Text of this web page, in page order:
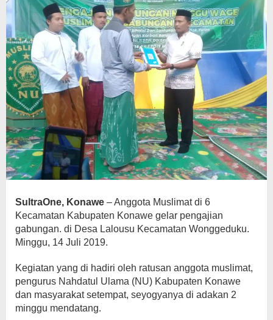
SultraOne, Konawe – Anggota Muslimat di 6
Kecamatan Kabupaten Konawe gelar pengajian
gabungan. di Desa Lalousu Kecamatan Wonggeduku.
Minggu, 14 Juli 2019.
Kegiatan yang di hadiri oleh ratusan anggota muslimat,
pengurus Nahdatul Ulama (NU) Kabupaten Konawe
dan masyarakat setempat, seyogyanya di adakan 2
minggu mendatang.